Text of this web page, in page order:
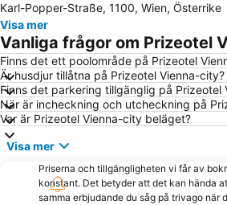
Donaustadt
Pratern
Bahnhof Wien Hütteldorf
City
Hofburg Slott
Wieden
Sankt
Stadsoperan
Alter Bahnhof Stammersdorf - Stammersdorfer Bahnhofspark
Mariahilferstrasse
Graben
Grinzing
Karl-Popper-Straße, 1100, Wien, Österrike
Visa mer
Vanliga frågor om Prizeotel
Finns det ett poolområde på Prizeotel
Är husdjur tillåtna på Prizeotel Vienna-city?
Finns det parkering tillgänglig på Prizeotel
När är incheckning och utcheckning på
Var är Prizeotel Vienna-city beläget?
Visa mer
Priserna och tillgängligheten vi får av
konstant. Det betyder att det kan hända
samma erbjudande du såg på trivago när